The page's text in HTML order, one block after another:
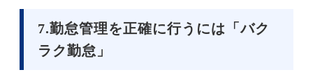
7.勤怠管理を正確に行うには「バク
ラク勤怠」